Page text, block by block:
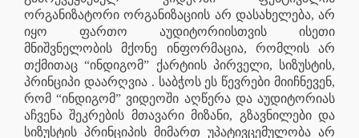
ორგანიზატორი ორგანიზაციის არ დასახელება, არ
იყო ფართო აუდიტორიისთვის ისეთი
მნიშვნელობის მქონე ინფორმაცია, რომლის არ
თქმითაც “ინდიგომ” ქარტიის პირველი, სიზუსტის,
პრინციპი დაარღვია . საბჭოს ეს წევრები მიიჩნევენ,
რომ “ინდიგომ” ვიდეოში აღწერა და აუდიტორიას
აჩვენა შეკრების მთავარი მიზანი, გზავნილები და
სიზუსტის პრინციპის მიმართ უპატივცემულობა არ